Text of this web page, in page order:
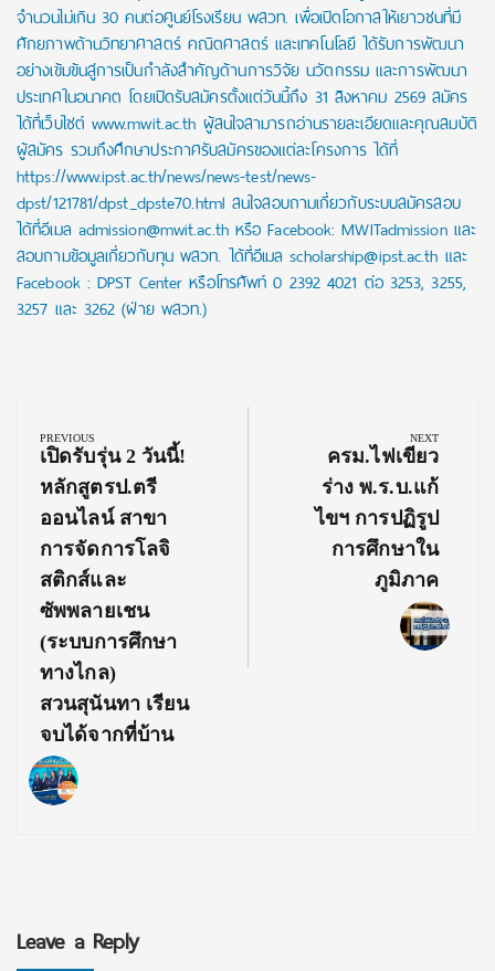
จำนวนไม่เกิน 30 คนต่อศูนย์โรงเรียน พสวท. เพื่อเปิดโอกาสให้เยาวชนที่มี
ศักยภาพด้านวิทยาศาสตร์ คณิตศาสตร์ และเทคโนโลยี ได้รับการพัฒนา
อย่างเข้มข้นสู่การเป็นกำลังสำคัญด้านการวิจัย นวัตกรรม และการพัฒนา
ประเทศในอนาคต โดยเปิดรับสมัครตั้งแต่วันนี้ถึง 31 สิงหาคม 2569 สมัคร
ได้ที่เว็บไซต์ www.mwit.ac.th ผู้สนใจสามารถอ่านรายละเอียดและคุณสมบัติ
ผู้สมัคร รวมถึงศึกษาประกาศรับสมัครของแต่ละโครงการ ได้ที่
https://www.ipst.ac.th/news/news-test/news-
dpst/121781/dpst_dpste70.html สนใจสอบถามเกี่ยวกับระบบสมัครสอบ
ได้ที่อีเมล admission@mwit.ac.th หรือ Facebook: MWITadmission และ
สอบถามข้อมูลเกี่ยวกับทุน พสวท. ได้ที่อีเมล scholarship@ipst.ac.th และ
Facebook : DPST Center หรือโทรศัพท์ 0 2392 4021 ต่อ 3253, 3255,
3257 และ 3262 (ฝ่าย พสวท.)
navigation
PREVIOUS
Previous
Post:
เปิดรับรุ่น 2 วันนี้!
หลักสูตรป.ตรี
ออนไลน์ สาขา
การจัดการโลจิ
สติกส์และ
ซัพพลายเชน
(ระบบการศึกษา
ทางไกล)
สวนสุนันทา เรียน
จบได้จากที่บ้าน
NEXT
Next
Post:
ครม.ไฟเขียว
ร่าง พ.ร.บ.แก้
ไขฯ การปฏิรูป
การศึกษาใน
ภูมิภาค
Leave a Reply